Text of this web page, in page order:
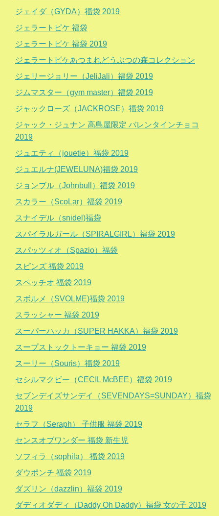
ジェイダ（GYDA）福袋 2019
ジェラートピケ 福袋
ジェラートピケ 福袋 2019
ジェラートピケあつまれどうぶつの森コレクション
ジェリージョリー（JeliJali）福袋 2019
ジムマスター（gym master）福袋 2019
ジャックローズ（JACKROSE）福袋 2019
ジャック・ジュナン 高島屋限定 バレンタインチョコ
2019
ジュエティ（jouetie）福袋 2019
ジュエルナ(JEWELUNA)福袋 2019
ジョンブル（Johnbull）福袋 2019
スカラー（ScoLar）福袋 2019
スナイデル（snidel)福袋
スパイラルガール（SPIRALGIRL）福袋 2019
スパッツィオ（Spazio）福袋
スピンズ 福袋 2019
スペッチオ 福袋 2019
スボルメ（SVOLME)福袋 2019
スラッシャー 福袋 2019
スーパーハッカ（SUPER HAKKA）福袋 2019
スープストックトーキョー 福袋 2019
スーリー（Souris）福袋 2019
セシルマクビー（CECIL McBEE）福袋 2019
セブンデイズサンデイ（SEVENDAYS=SUNDAY）福袋
2019
セラフ（Seraph） 子供服 福袋 2019
センスオブワンダー 福袋 新生児
ソフィラ（sophila） 福袋 2019
ダウポンチ 福袋 2019
ダズリン（dazzlin）福袋 2019
ダディオダディ（Daddy Oh Daddy）福袋 女の子 2019